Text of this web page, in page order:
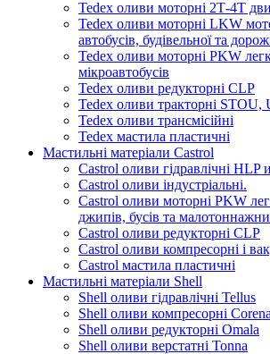
Tedex оливи моторні 2Т-4Т
Tedex оливи моторні LKW
автобусів, будівельної та
Tedex оливи моторні PKW
мікроавтобусів
Tedex оливи редукторні CLP
Tedex оливи тракторні
Tedex оливи трансмісійні
Tedex мастила пластичні
Мастильні матеріали Castrol
Castrol оливи гідравлічні HLP
Castrol оливи індустріальні.
Castrol оливи моторні PKW
джипів, бусів та
Castrol оливи редукторні CLP
Castrol оливи компресорні і
Castrol мастила пластичні
Мастильні матеріали Shell
Shell оливи гідравлічні Tellus
Shell оливи компресорні Corena
Shell оливи редукторні Omala
Shell оливи верстатні Tonna